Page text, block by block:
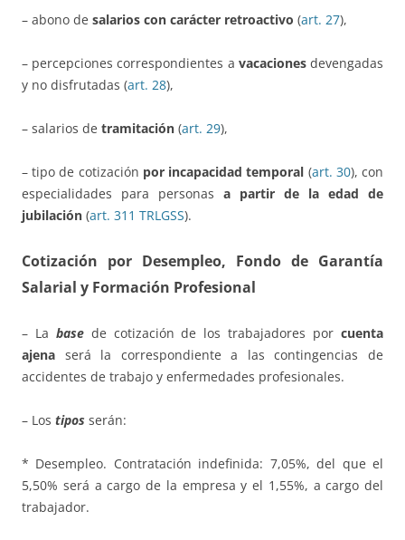
– abono de salarios con carácter retroactivo (art. 27),
– percepciones correspondientes a vacacionesdevengadas
y no disfrutadas (art. 28),
– salarios de tramitación (art. 29),
– tipo de cotización por incapacidad temporal (art. 30), con
especialidades para personas a partir de la edad de
jubilación (art. 311 TRLGSS).
Cotización por Desempleo, Fondo de Garantía
Salarial y Formación Profesional
– La base de cotización de los trabajadores porcuenta
ajena será la correspondiente a las contingencias de
accidentes de trabajo y enfermedades profesionales.
– Los tipos serán:
* Desempleo. Contratación indefinida: 7,05%, del que el
5,50% será a cargo de la empresa y el 1,55%, a cargo del
trabajador.